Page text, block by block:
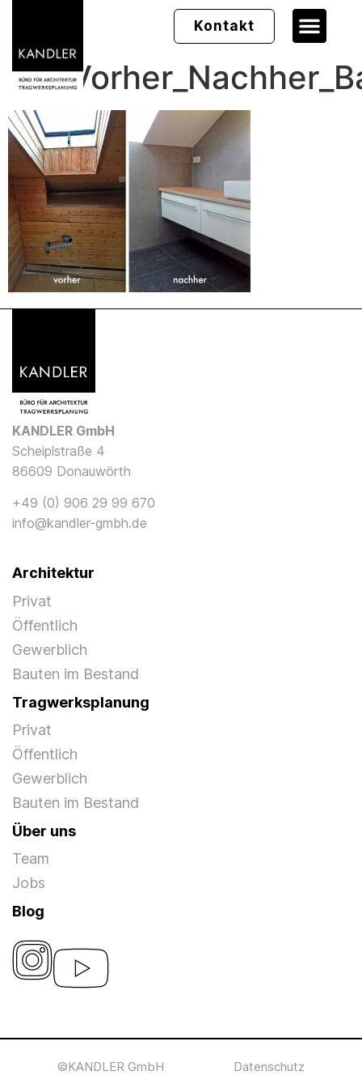
Kontakt
KANDLER GmbH
Scheiplstraße 4
86609 Donauwörth
+49 (0) 906 29 99 670
info@kandler-gmbh.de
Architektur
Privat
Öffentlich
Gewerblich
Bauten im Bestand
Tragwerksplanung
Privat
Öffentlich
Gewerblich
Bauten im Bestand
Über uns
Team
Jobs
Blog
©KANDLER GmbH Datenschutz